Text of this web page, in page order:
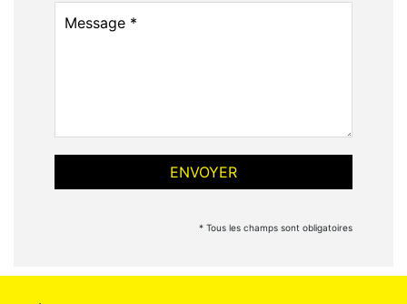
* Tous les champs sont obligatoires